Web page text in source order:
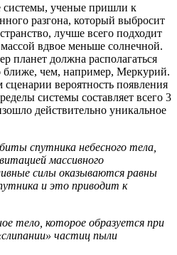
системы, ученые пришли к
разгона, который выбросит
лучше всего подходит
вдвое меньше солнечной.
планет должна располагаться
ближе, чем, например, Меркурий.
вероятность появления
системы составляет всего 3
действительно уникальное
спутника небесного тела,
массивного
силы оказываются равны
и это приводит к
тело, которое образуется при
частиц пыли